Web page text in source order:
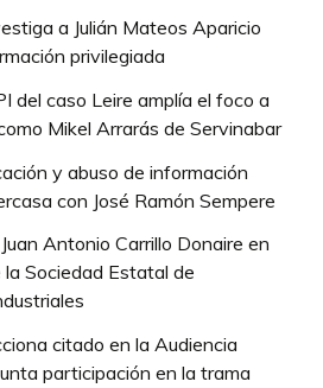
a Julián Mateos Aparicio
privilegiada
del caso Leire amplía el foco a
Mikel Arrarás de Servinabar
y abuso de información
con José Ramón Sempere
Antonio Carrillo Donaire en
la Sociedad Estatal de
citado en la Audiencia
participación en la trama